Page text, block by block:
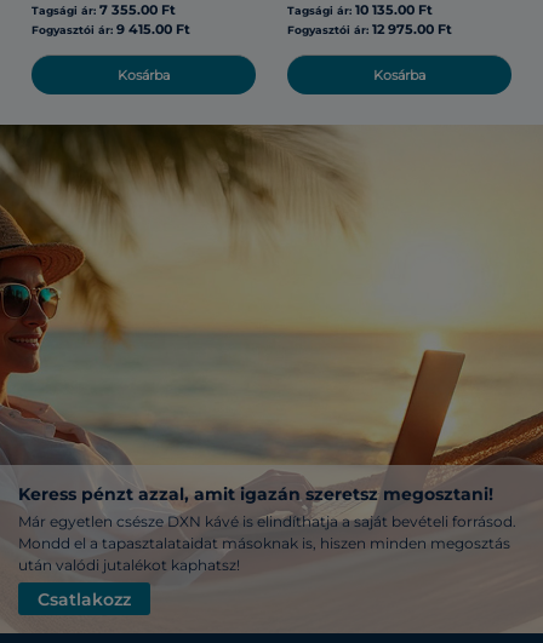
Tagsági ár: 7 355.00 Ft
Fogyasztói ár: 9 415.00 Ft
Kosárba
Tagsági ár:10 135.00 Ft
Fogyasztói ár:12 975.00 Ft
Kosárba
Keress pénzt azzal, amit igazán szeretsz megosztani!
Már egyetlen csésze DXN kávé is elindíthatja a saját bevételi forrásod.
Mondd el a tapasztalataidat másoknak is, hiszen minden megosztás
után valódi jutalékot kaphatsz!
Csatlakozz